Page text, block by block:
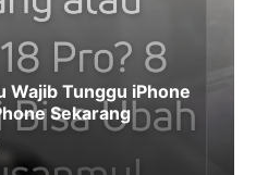
Wajib Tunggu iPhone
Sekarang